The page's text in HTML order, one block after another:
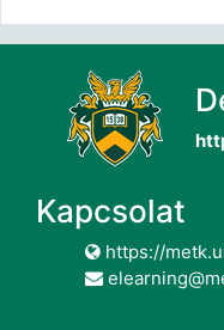
Kapcsolat
https://